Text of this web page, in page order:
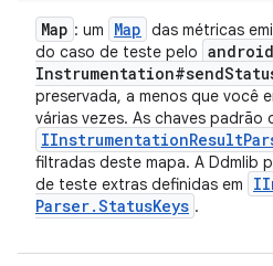
Map : um Map das métricas
do caso de teste pelo android
Instrumentation#send
preservada, a menos que você
várias vezes. As chaves padrão
IInstrumentationResult
filtradas deste mapa. A Ddmlib
de teste extras definidas em
Parser.StatusKeys .